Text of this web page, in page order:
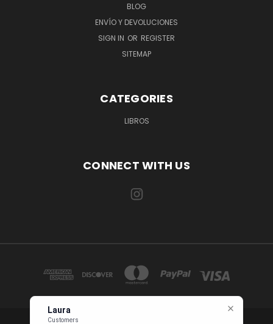
Laura
Customers
BLOG
ENVÍO Y DEVOLUCIONES
SIGN IN OR REGISTER
SITEMAP
CATEGORIES
LIBROS
CONNECT WITH US